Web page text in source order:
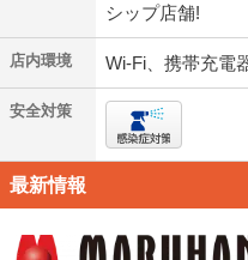
シップ店舗!
店内環境 Wi-Fi、携帯充電
安全対策
最新情報